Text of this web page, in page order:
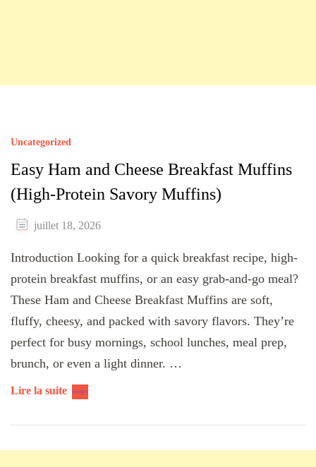
Uncategorized
Easy Ham and Cheese Breakfast Muffins
(High-Protein Savory Muffins)
juillet 18, 2026
Introduction Looking for a quick breakfast recipe, high-
protein breakfast muffins, or an easy grab-and-go meal?
These Ham and Cheese Breakfast Muffins are soft,
fluffy, cheesy, and packed with savory flavors. They’re
perfect for busy mornings, school lunches, meal prep,
brunch, or even a light dinner. …
Lire la suite